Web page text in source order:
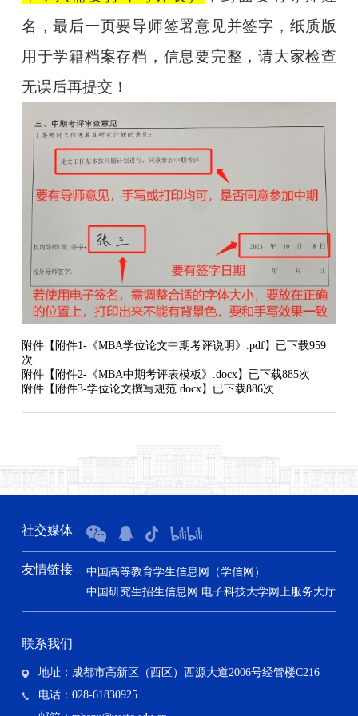
名，最后一页要导师签署意见并签字，纸质版
用于学籍档案存档，信息要完整，请大家检查
无误后再提交！
附件【 附件1-《MBA学位论文中期考评说明》.pdf】已下载959
次
附件【 附件2-《MBA中期考评表模板》.docx】已下载885次
附件【 附件3-学位论文撰写规范.docx】已下载886次
社交媒体
友情链接
中国高等教育学生信息网（学信网）
中国研究生招生信息网 电子科技大学网上服务大厅
联系我们
地址：成都市高新区（西区）西源大道2006号经管楼C216
电话：028-61830925